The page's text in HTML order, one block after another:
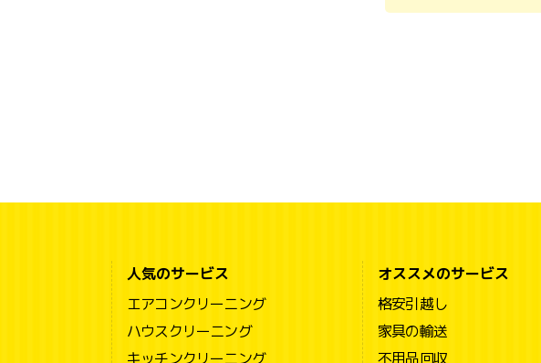
人気のサービス
エアコンクリーニング
ハウスクリーニング
キッチンクリーニング
オススメのサービス
格安引越し
家具の輸送
不用品回収